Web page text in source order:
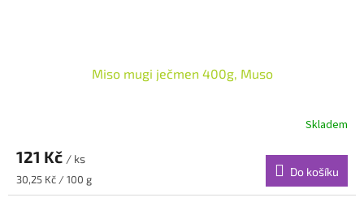
Miso mugi ječmen 400g, Muso
Skladem
121 Kč / ks
Měrná
cena:
30,25 Kč / 100 g
Do košíku